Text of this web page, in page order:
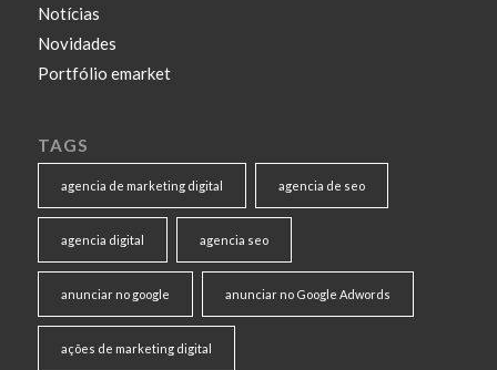
Notícias
Novidades
Portfólio emarket
TAGS
agencia de marketing digital agencia de seo
agencia digital agencia seo
anunciar no google anunciar no Google Adwords
ações de marketing digital